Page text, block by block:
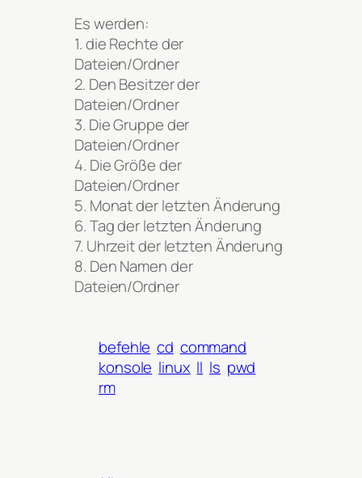
Es werden:
1. die Rechte der
Dateien/Ordner
2. Den Besitzer der
Dateien/Ordner
3. Die Gruppe der
Dateien/Ordner
4. Die Größe der
Dateien/Ordner
5. Monat der letzten Änderung
6. Tag der letzten Änderung
7. Uhrzeit der letzten Änderung
8. Den Namen der
Dateien/Ordner
befehle cd command
konsole linux ll ls pwd
rm